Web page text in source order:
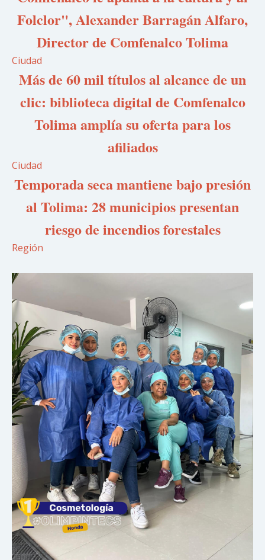
Folclor", Alexander Barragán Alfaro,
Director de Comfenalco Tolima
Ciudad
Más de 60 mil títulos al alcance de un
clic: biblioteca digital de Comfenalco
Tolima amplía su oferta para los
afiliados
Ciudad
Temporada seca mantiene bajo presión
al Tolima: 28 municipios presentan
riesgo de incendios forestales
Región